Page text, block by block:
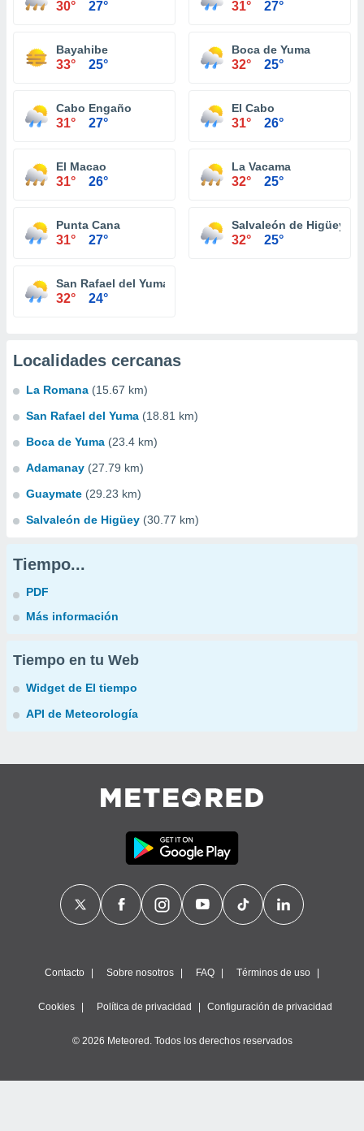
30° 27° 31° 27°
Bayahibe
33° 25°
Boca de Yuma
32° 25°
Cabo Engaño
31° 27°
El Cabo
31° 26°
El Macao
31° 26°
La Vacama
32° 25°
Punta Cana
31° 27°
Salvaleón de Higüey
32° 25°
San Rafael del Yuma
32° 24°
Localidades cercanas
La Romana (15.67 km)
San Rafael del Yuma (18.81 km)
Boca de Yuma (23.4 km)
Adamanay (27.79 km)
Guaymate (29.23 km)
Salvaleón de Higüey (30.77 km)
Tiempo...
PDF
Más información
Tiempo en tu Web
Widget de El tiempo
API de Meteorología
Contacto Sobre nosotros FAQ Términos de uso
Cookies Política de privacidad Configuración de privacidad
© 2026 Meteored. Todos los derechos reservados